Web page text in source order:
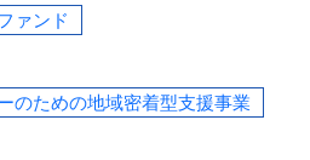
ァンド
のための地域密着型支援事業